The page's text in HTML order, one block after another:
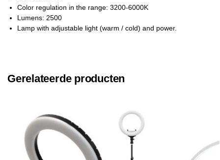
Color regulation in the range: 3200-6000K
Lumens: 2500
Lamp with adjustable light (warm / cold) and power.
Gerelateerde producten